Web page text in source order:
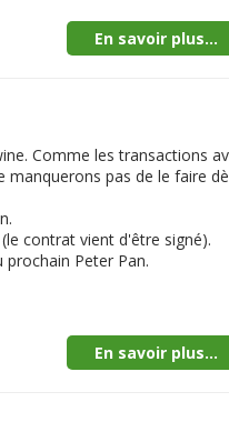
En savoir plus...
Comme les transactions
pas de le faire
contrat vient d'être signé).
Peter Pan.
En savoir plus...